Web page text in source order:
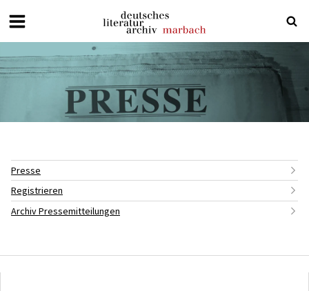
Deutsches
Literaturarchiv
Marbach
Presse
Registrieren
Archiv Pressemitteilungen